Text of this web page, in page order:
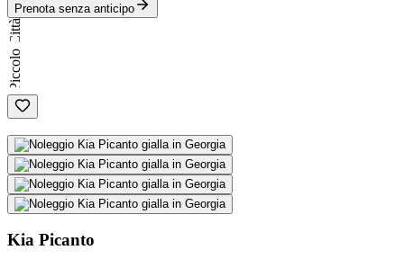
Prenota senza anticipo
Città
Piccolo
Kia Picanto